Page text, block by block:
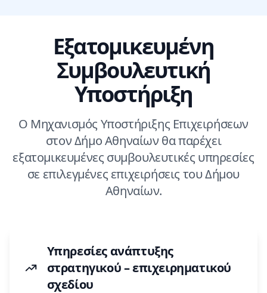
Εξατομικευμένη
Συμβουλευτική
Υποστήριξη
Ο Μηχανισμός Υποστήριξης Επιχειρήσεων
στον Δήμο Αθηναίων θα παρέχει
εξατομικευμένες συμβουλευτικές υπηρεσίες
σε επιλεγμένες επιχειρήσεις του Δήμου
Αθηναίων.
Yπηρεσίες ανάπτυξης
στρατηγικού – επιχειρηματικού
σχεδίου